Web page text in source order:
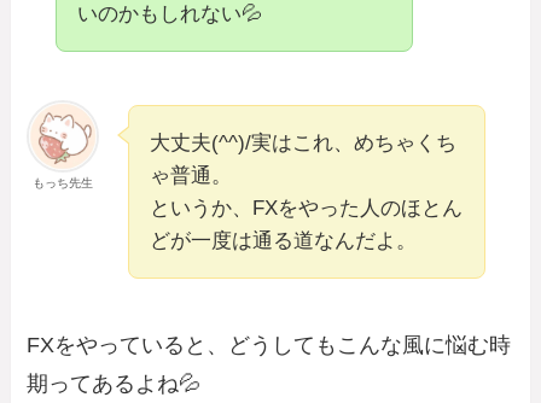
いのかもしれない💦
もっち先生
大丈夫(^^)/実はこれ、めちゃくち
ゃ普通。
というか、FXをやった人のほとん
どが一度は通る道なんだよ。
FXをやっていると、どうしてもこんな風に悩む時
期ってあるよね💦